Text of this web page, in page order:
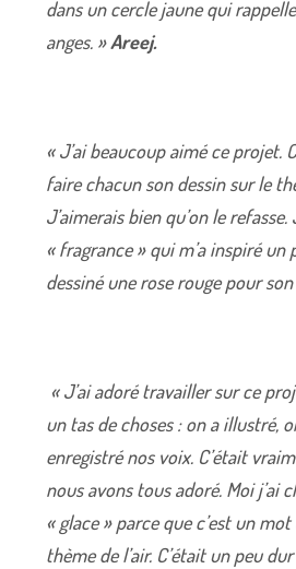
dans un cercle jaune qui
anges. »Areej.
« J’ai beaucoup aimé ce projet.
faire chacun son dessin sur le
J’aimerais bien qu’on le
« fragrance » qui m’a inspiré un
dessiné une rose rouge pour
« J’ai adoré travailler sur ce
un tas de choses : on a illustré,
enregistré nos voix. C’était
nous avons tous adoré. Moi j’ai
« glace » parce que c’est un
thème de l’air. C’était un peu